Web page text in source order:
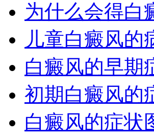
为什么会得白
儿童白癜风的
白癜风的早期
初期白癜风的
白癜风的症状